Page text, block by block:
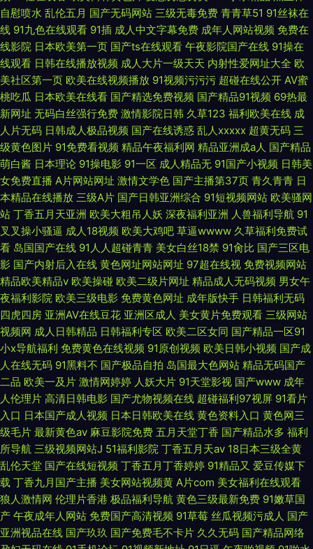
自慰喷水 乱伦五月 国产无码网站 三级无毒免费 青青草51 91丝袜在
线 91九色在线观看 91插 成人中文字幕免费 成年人网站视频 免费在
线影院 日本欧美第一页 国产ts在线观看 午夜影院国产在线 91操在
线观看 日韩在线播放视频 成人大片一级天天 内射性爱网址大全 欧
美社区第一页 欧美在线视频播放 91视频污污污 超碰在线公开 AV蜜
桃吃瓜 日本欧美在线看 国产精选免费视频 国产精品91视频 69热最
新网址 无码白丝强行免费 激情影院日韩 久草123 福利欧美在线 成
人片无码 日韩成人极品视频 国产在线诱惑 乱人xxxxx 超黄无码 三
级黄色图片 91免费看视频 精品午夜福利网 精品亚洲成a人 国产精品
萌白酱 日本理论 91操电影 91一区 成人精品无 91国产小视频 日韩美
女免费直播 A片网站网址 激情文学色 国产主播第37页 青久青青 日
本精品在线播放 三级A片 国产日韩亚洲综合 91短视频网站 欧美骚网
站 丁香五月天亚洲 欧美大粗吊人妖 深夜福利亚洲 人兽福利导航 91
叉叉操小骚逼 成人18视频 欧美大鸡吧 草逼wwww 久草福利免费试
看 岛国国产在线 91人人超碰青青 美女白丝18禁 91肏比 国产三区电
影 国产内射后入在线 黄色网址网站网址 97超在线视 免费视频网站
精品欧美精品v 欧美操碰 欧美二级片网址 精品成人无码视频 男女午
夜福利影院 欧美三级电影 免费黄色网址 成年版快手 日韩福利无码
四虎四房 亚洲AV在线豆花 亚洲区成人 美女黄片免费观看 三级网站
视频网 成人日韩精品 日韩福利专区 欧美二区女同 国产精品一区91
小x导航福利 免费黄色在线视频 91原创视频 欧美日韩小视频 国产成
人在线无码 91黑料不 国产极品自拍 岛国最大色网站 精品无码国产
二品 欧美一及片 激情网婷婷 人妖大片 91天堂影视 国产www 成年
人伦理片 高清日韩电影 国产尤物视频在线 超碰福利97视屏 91看片
入口 日本国产成人视频 日本日韩欧美在线 黄色资料入口 黄色网三
级毛片 最新黄色av 麻豆影院免费 五月天堂丁香 国产精品水多 福利
所导航 三级视频网站J 51福利影院 丁香五月天av 18日本三级全黄
乱伦天堂 国产在线短视频 丁香五月丁香婷婷 91精品又 爱豆传媒下
载 丁香九月国产主播 美女网站视频黄 A片com 美女福利在线观看
狼人激情网 伦理片香港 极品福利导航 黄色三级最新免费 91嫩草国
产 午夜成年人网站 免费国产高清视频 91草莓 丝瓜视频污成人 国产
亚洲视品在线 国产玖玖 国产免费毛不卡片 久久无码 国产精品网络